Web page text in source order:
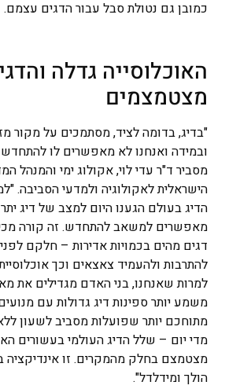
כמובן גם נטולת סבל עבור הדגים עצמם.
האוכלוסייה גדלה
מצטמצמים
"בדיג, בדומה לציד, מסתמכים על מקור
ובמידה ואנחנו לא מאפשרים לו
מסביר ד"ר עדי לוי, אקולוג ימי והמנהל
הישראלית לאקולוגיה ולמדעי הסביבה.
הדיג בעולם הגענו היום למצב של דיג
מאפשרים למשאב להתחדש. זה קורה
דגים מהים בכמויות אדירות – חלקם
להתרבות ולהעמיד צאצאים וכך
למרות שאנחנו, בני האדם מגדילים את
משמע יותר ספינות דיג גדולות עם
מתוחכם יותר שפועלות מסביב לשעון
מדי יום – שלל הדיג העולמי בעשורים
מצטמצם בחלק מהמקרים. זו
הולך ומידלדל".